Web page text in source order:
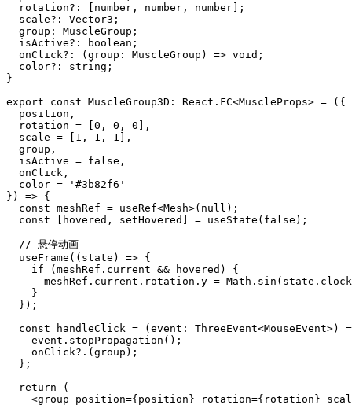
  rotation?: [number, number, number];
  scale?: Vector3;
  group: MuscleGroup;
  isActive?: boolean;
  onClick?: (group: MuscleGroup) => void;
  color?: string;
}
export const MuscleGroup3D: React.FC<MuscleProps> = ({
  position,
  rotation = [0, 0, 0],
  scale = [1, 1, 1],
  group,
  isActive = false,
  onClick,
  color = '#3b82f6'
}) => {
  const meshRef = useRef<Mesh>(null);
  const [hovered, setHovered] = useState(false);
  // 悬停动画
  useFrame((state) => {
    if (meshRef.current && hovered) {
meshRef.current.rotation.y =
    }
  });
const handleClick = (event: ThreeEvent<MouseEvent>)
    event.stopPropagation();
    onClick?.(group);
  };
  return (
<group position={position} rotation={rotation}